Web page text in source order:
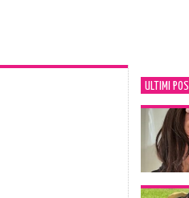
ULTIMI POST